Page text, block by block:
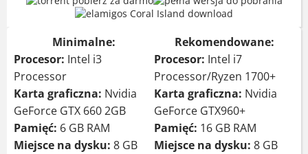
Minimalne:
Rekomendowane:
Procesor: Intel i3
Processor
Karta graficzna: Nvidia
GeForce GTX 660 2GB
Pamięć: 6 GB RAM
Miejsce na dysku: 8 GB
Procesor: Intel i7
Processor/Ryzen 1700+
Karta graficzna: Nvidia
GeForce GTX960+
Pamięć: 16 GB RAM
Miejsce na dysku: 8 GB